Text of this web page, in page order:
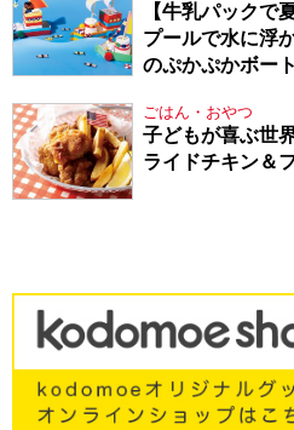
【牛乳パックで
プールで水に浮
のぷかぷかボート
ごはん・おやつ
子どもが喜ぶ世
ライドチキン＆